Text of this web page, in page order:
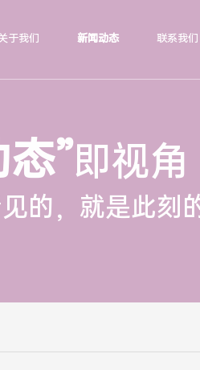
于我们 新闻动态 联系我们
态”即视角
的，就是此刻